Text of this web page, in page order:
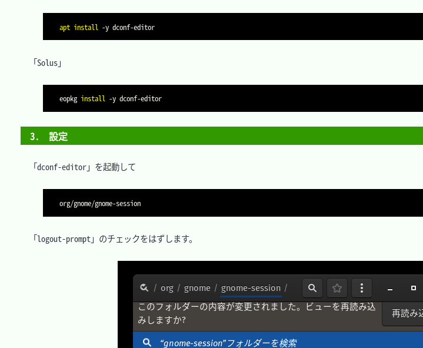
apt install -y dconf-editor
「Solus」
eopkg install -y dconf-editor
3.　設定
「dconf-editor」を起動して
org/gnome/gnome-session
「logout-prompt」のチェックをはずします。